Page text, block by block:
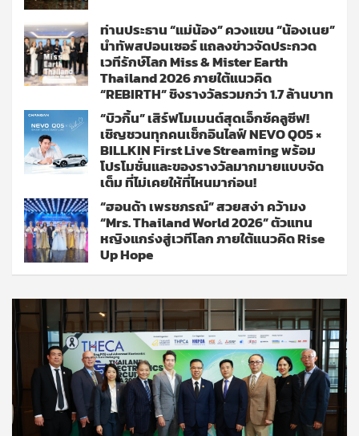
ท่านประธาน “แม่น้อง” ควงแขน “น้องเนย”
นำทัพสปอนเซอร์ แถลงข่าวจัดประกวด
เวทีรักษ์โลก Miss & Mister Earth
Thailand 2026 ภายใต้แนวคิด
“REBIRTH” ชิงรางวัลรวมกว่า 1.7 ล้านบาท
“บิวกิ้น” เสิร์ฟโมเมนต์สุดเอ็กซ์คลูซีฟ!
เชิญชวนทุกคนเช็กอินไลฟ์ NEVO Q05 ×
BILLKIN First Live Streaming พร้อม
โปรโมชั่นและของรางวัลมากมายแบบจัด
เต็ม ที่ไม่เคยให้ที่ไหนมาก่อน!
“ฮอนด้า เพรชภรณ์” สวยสง่า คว้ามง
“Mrs. Thailand World 2026” ตัวแทน
หญิงแกร่งสู่เวทีโลก ภายใต้แนวคิด Rise
Up Hope